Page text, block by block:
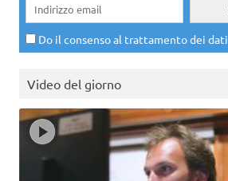
Do il consenso al trattamento dei dati
Video del giorno